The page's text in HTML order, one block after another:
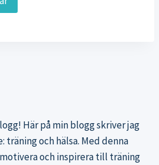
Här på min blogg skriver jag
träning och hälsa. Med denna
och inspirera till träning